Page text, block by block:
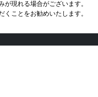
現れる場合がございます。
ことをお勧めいたします。